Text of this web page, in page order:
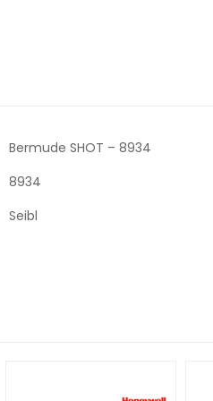
Bermude SHOT – 8934
8934
Seibl